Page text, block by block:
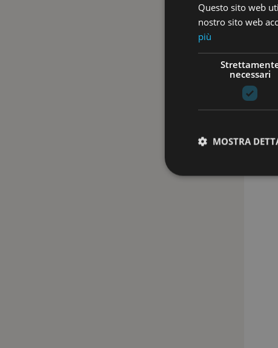
Questo sito web
nostro sito web
più
necessari
MOSTRA